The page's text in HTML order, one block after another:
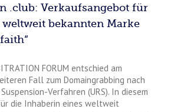
.club: Verkaufsangebot für
bekannten Marke
FORUM entschied am
Fall zum Domaingrabbing nach
Verfahren (URS). In diesem
die Inhaberin eines weltweit